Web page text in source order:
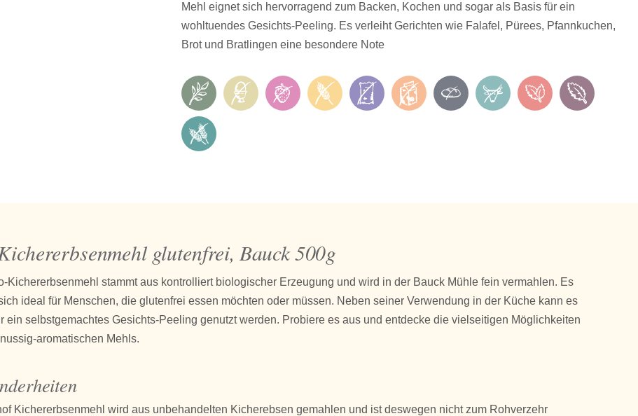
Mehl eignet sich hervorragend zum Backen, Kochen und sogar als Basis für ein
wohltuendes Gesichts-Peeling. Es verleiht Gerichten wie Falafel, Pürees, Pfannkuchen,
Brot und Bratlingen eine besondere Note
glutenfrei, Bauck 500g
Kichererbsenmehl stammt aus kontrolliert biologischer Erzeugung und wird in der Bauck Mühle fein vermahlen. Es
ideal für Menschen, die glutenfrei essen möchten oder müssen. Neben seiner Verwendung in der Küche kann es
ein selbstgemachtes Gesichts-Peeling genutzt werden. Probiere es aus und entdecke die vielseitigen Möglichkeiten
aromatischen Mehls.
Kichererbsenmehl wird aus unbehandelten Kicherebsen gemahlen und ist deswegen nicht zum Rohverzehr